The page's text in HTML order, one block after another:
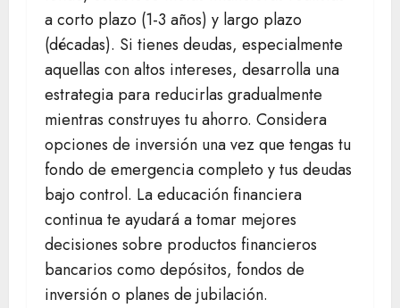
a corto plazo (1-3 años) y largo plazo
(décadas). Si tienes deudas, especialmente
aquellas con altos intereses, desarrolla una
estrategia para reducirlas gradualmente
mientras construyes tu ahorro. Considera
opciones de inversión una vez que tengas tu
fondo de emergencia completo y tus deudas
bajo control. La educación financiera
continua te ayudará a tomar mejores
decisiones sobre productos financieros
bancarios como depósitos, fondos de
inversión o planes de jubilación.